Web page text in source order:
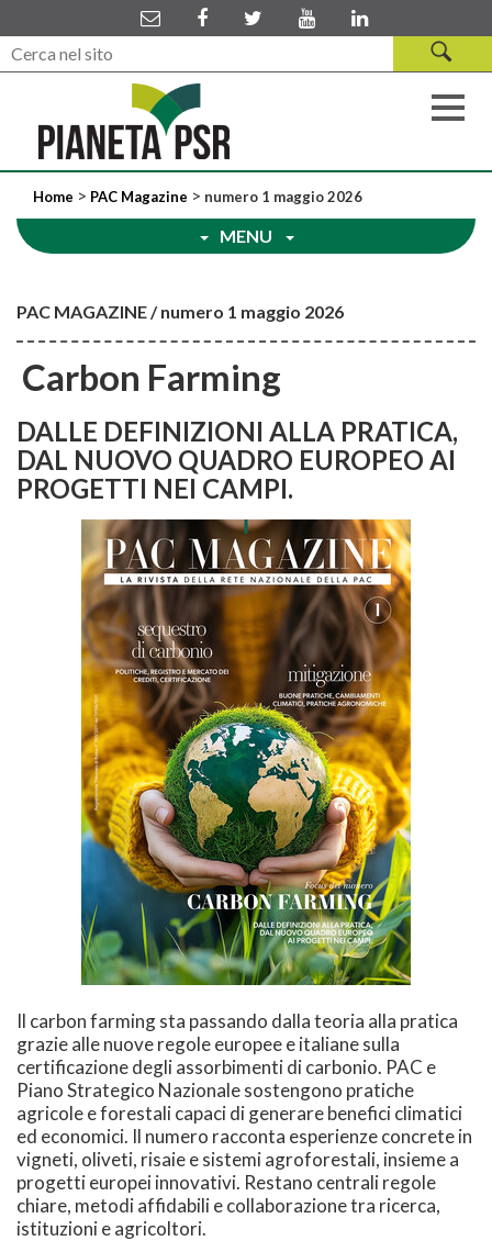
Home > PAC Magazine > numero 1 maggio 2026
MENU
PAC MAGAZINE / numero 1 maggio 2026
Carbon Farming
DALLE DEFINIZIONI ALLA PRATICA,
DAL NUOVO QUADRO EUROPEO AI
PROGETTI NEI CAMPI.
Il carbon farming sta passando dalla teoria alla pratica
grazie alle nuove regole europee e italiane sulla
certificazione degli assorbimenti di carbonio. PAC e
Piano Strategico Nazionale sostengono pratiche
agricole e forestali capaci di generare benefici climatici
ed economici. Il numero racconta esperienze concrete in
vigneti, oliveti, risaie e sistemi agroforestali, insieme a
progetti europei innovativi. Restano centrali regole
chiare, metodi affidabili e collaborazione tra ricerca,
istituzioni e agricoltori.